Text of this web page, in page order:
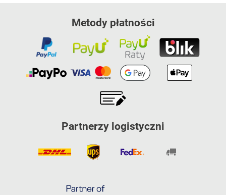
Metody płatności
Partnerzy logistyczni